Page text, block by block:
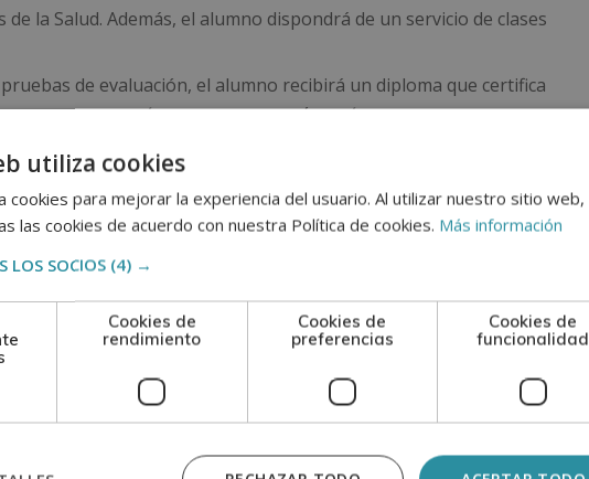
la Salud. Además, el alumno dispondrá de un servicio de clases
de evaluación, el alumno recibirá un diploma que certifica
EN BIOÉTICA Y EN RELACIÓN MÉDICO-PACIENTE de la
por nuestra condición de socios de la CECAP.
y garantiza la autenticidad y validez del Diploma en
utiliza cookies
cookies para mejorar la experiencia del usuario. Al utilizar nuestro sitio web,
las cookies de acuerdo con nuestra Política de cookies. Más información
LOS SOCIOS (4) →
Cookies de
rendimiento
Cookies de
preferencias
Cookies de
funcionalidad